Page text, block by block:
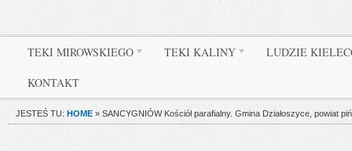
TEKI MIROWSKIEGO TEKI KALINY LUDZIE
KONTAKT
JESTEŚ TU: HOME » SANCYGNIÓW Kościół parafialny. Gmina Działoszyce, powiat